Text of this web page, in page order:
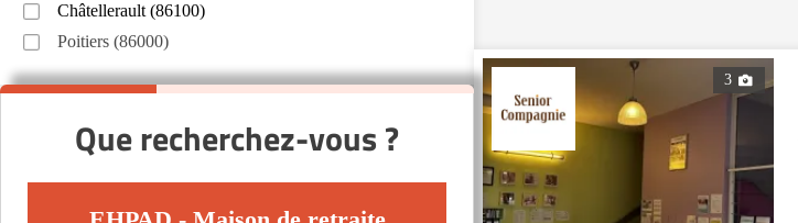
3
Châtellerault (86100)
Poitiers (86000)
Que recherchez-vous ?